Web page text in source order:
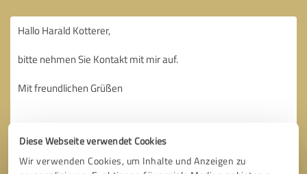
Diese Webseite verwendet Cookies
Wir verwenden Cookies, um Inhalte und Anzeigen zu